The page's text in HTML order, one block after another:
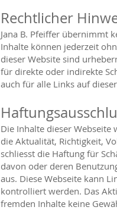
Rechtlicher
Jana B. Pfeiffer übernimmt
Inhalte können jederzeit
dieser Website sind
für direkte oder indirekte
auch für alle Links auf
Die Inhalte dieser
die Aktualität, Richtigkeit,
schliesst die Haftung für
davon oder deren
aus. Diese Webseite kann
kontrolliert werden. Das
fremden Inhalte keine